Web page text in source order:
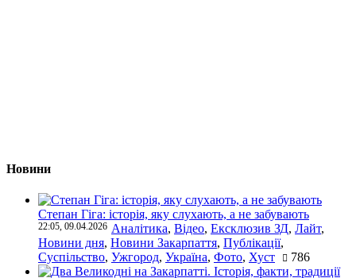
Новини
Степан Гіга: історія, яку слухають, а не забувають
22:05, 09.04.2026 Аналітика, Відео, Ексклюзив ЗД, Лайт,
Новини дня, Новини Закарпаття, Публікації,
Суспільство, Ужгород, Україна, Фото, Хуст 786